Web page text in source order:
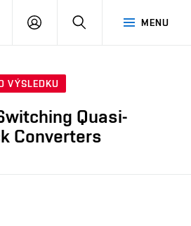
MENU
PŘIHLÁSIT
VÝSLEDKU
Quasi-
Converters